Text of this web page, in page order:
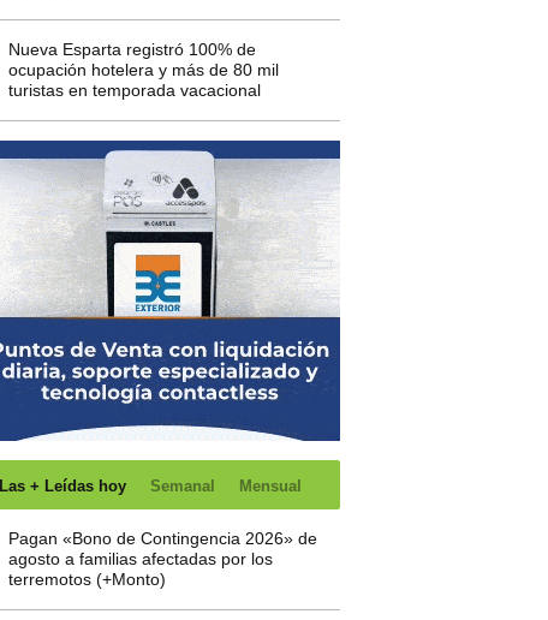
Nueva Esparta registró 100% de
ocupación hotelera y más de 80 mil
turistas en temporada vacacional
Las + Leídas hoy Semanal Mensual
Pagan «Bono de Contingencia 2026» de
agosto a familias afectadas por los
terremotos (+Monto)